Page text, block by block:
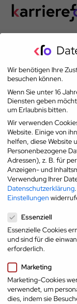
Wir benötigen Ihre
besuchen können.
Wenn Sie unter 16
Diensten geben
um Erlaubnis bitten.
Wir verwenden
Website. Einige von
helfen, diese Website
Personenbezogene
Adressen), z. B. für
Anzeigen- und
Verwendung Ihrer
Datenschutzerklärung.
Einstellungen
Essenziell
Essenzielle Cookies
und sind für die
erforderlich.
Marketing
Marketing-Cookies
verwendet, um
dies, indem sie